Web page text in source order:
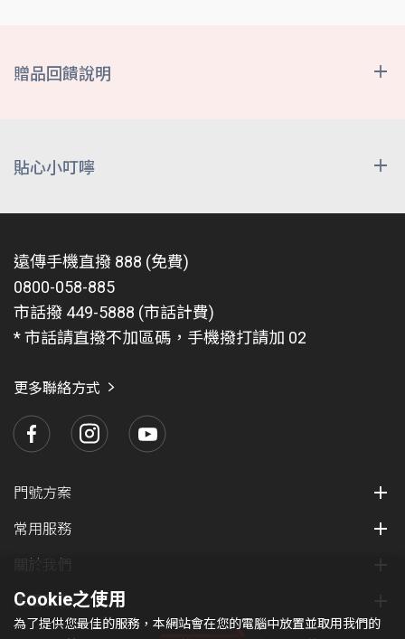
贈品回饋說明
傳幣匯入至客戶門號之對應遠傳心生活App帳號，不另
外用簡訊通知
登入【遠傳心生活APP】後即可看到遠傳幣，可從
APP 遠傳幣交易明細中查詢，操作步驟如下：開啟
遠傳心生活 APP → 會員 → 遠傳幣 → 交易紀錄。
遠傳幣可於遠傳心生活 APP【遠傳幣兌換區】挑選
換等值商品，或至遠傳 friDay 購物全館使用，除生
日禮、線上換好禮、全家館外，全館適用，以購物
車結帳顯示畫面為主。
傳幣將於啟用後次次月底前自動匯入至客戶門號之
對應遠傳心生活 APP 帳號，不另外用簡訊通知，贈
送之遠傳幣有效期限為 3 個月
貼心小叮嚀
訂單確認後將由宅配物流人員現場收回影本雙證及
其他相關證明文件。
專案生效後合約期間內不得退租（含一退一租、轉
至 4G 或預付卡、因違約或違反法令致遭停機
本專案贈送之優惠，並需依啟用方案繳交專案補貼
款及電信優惠補貼款，實際應繳之專案違約金以本
專案合約未到期之日為單位，按合約總日數比例計
總額 x (合約未到期日數／合約約定日數) ，四捨五
入計算至整數；電信優惠補貼款以實際已享贈送傳
攜碼客戶可享攜碼手續費等值之帳單折抵優惠，攜
碼手續費以主管機關規範之上限金額。
遠傳手機直撥 888 (免費)
0800-058-885
市話撥 449-5888 (市話計費)
* 市話請直撥不加區碼，手機撥打請加 02
更多聯絡方式
門號方案
常用服務
集團服務
Cookie之使用
為了提供您最佳的服務，本網站會在您的電腦中放置並取用我們的